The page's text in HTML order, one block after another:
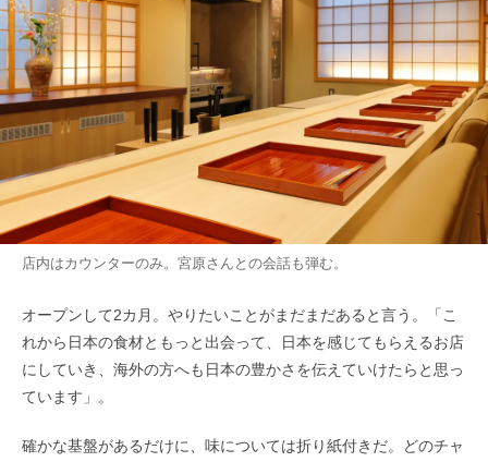
店内はカウンターのみ。宮原さんとの会話も弾む。
オープンして2カ月。やりたいことがまだまだあると言う。「こ
れから日本の食材ともっと出会って、日本を感じてもらえるお店
にしていき、海外の方へも日本の豊かさを伝えていけたらと思っ
ています」。
確かな基盤があるだけに、味については折り紙付きだ。どのチャ